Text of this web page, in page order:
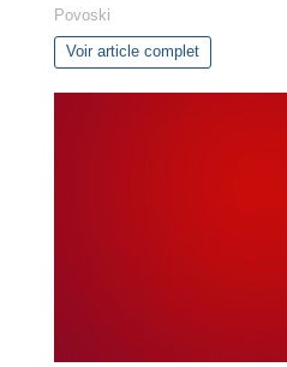
Povoski
Voir article complet